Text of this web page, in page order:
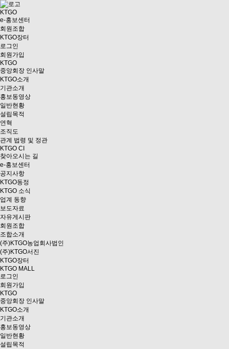
KTGO
e-홍보센터
회원조합
KTGO장터
로그인
회원가입
KTGO
중앙회장 인사말
KTGO소개
기관소개
홍보동영상
일반현황
설립목적
연혁
조직도
관계 법령 및 정관
KTGO CI
찾아오시는 길
e-홍보센터
공지사항
KTGO동정
KTGO 소식
업계 동향
보도자료
자유게시판
회원조합
조합소개
(주)KTGO농업회사법인
(주)KTGO서진
KTGO장터
KTGO MALL
로그인
회원가입
KTGO
중앙회장 인사말
KTGO소개
기관소개
홍보동영상
일반현황
설립목적